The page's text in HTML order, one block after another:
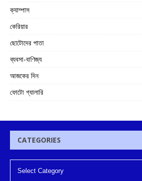
ক্যাম্পাস
কেরিয়ার
ছোটোদের পাতা
ব্যবসা-বাণিজ্য
আজকের দিন
ফোটো গ্যালারি
CATEGORIES